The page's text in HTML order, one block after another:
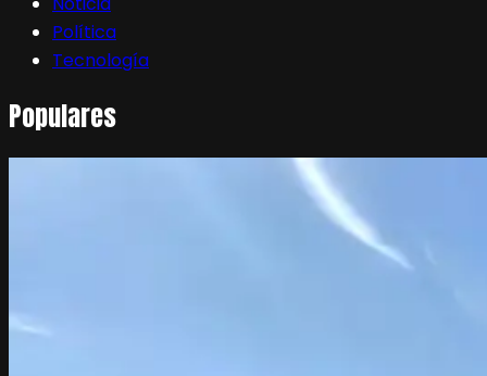
Política
Tecnología
Populares